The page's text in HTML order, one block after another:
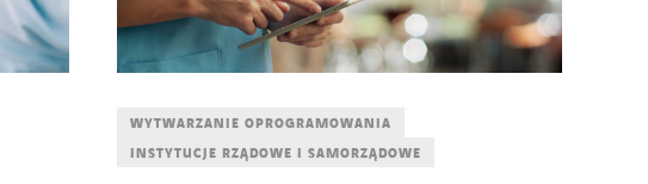
WYTWARZANIE OPROGRAMOWANIA
INSTYTUCJE RZĄDOWE I SAMORZĄDOWE